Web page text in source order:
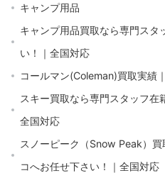
キャンプ用品
キャンプ用品買取なら専門スタ
い！｜全国対応
コールマン(Coleman)買取実績
スキー買取なら専門スタッフ在
全国対応
スノーピーク（Snow Peak）
コへお任せ下さい！｜全国対応